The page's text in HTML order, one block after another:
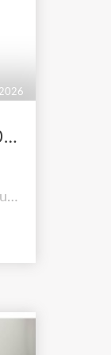
Palan électrique 1000 kg 20m de chaine GIS LPM1000 D8